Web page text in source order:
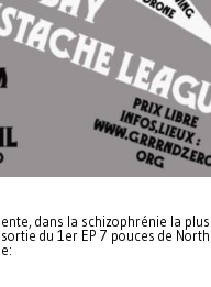
dans la schizophrénie la
du 1er EP 7 pouces de